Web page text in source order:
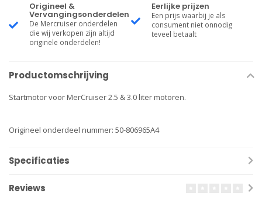
Origineel &
Vervangingsonderdelen
De Mercruiser onderdelen
die wij verkopen zijn altijd
originele onderdelen!
Eerlijke prijzen
Een prijs waarbij je als
consument niet onnodig
teveel betaalt
Productomschrijving
Startmotor voor MerCruiser 2.5 & 3.0 liter motoren.
Origineel onderdeel nummer: 50-806965A4
Specificaties
Reviews